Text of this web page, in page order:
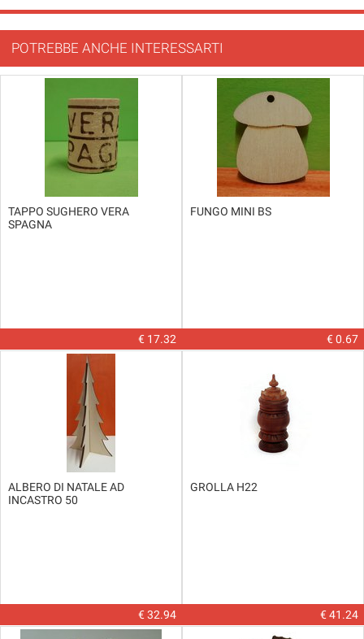
POTREBBE ANCHE INTERESSARTI
TAPPO SUGHERO VERA
SPAGNA
€ 17.32
FUNGO MINI BS
€ 0.67
ALBERO DI NATALE AD
INCASTRO 50
€ 32.94
GROLLA H22
€ 41.24